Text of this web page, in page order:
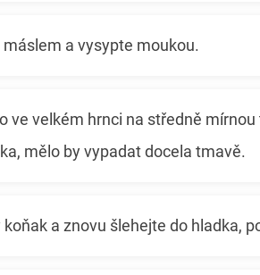
a vysypte moukou.
ve velkém hrnci na středně
mělo by vypadat docela tmavě.
a znovu šlehejte do hladka,